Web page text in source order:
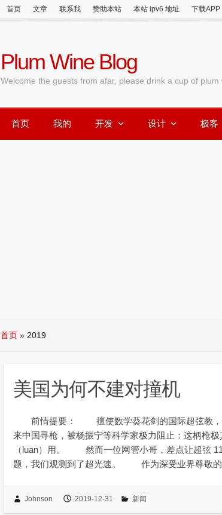
首页 文章 联系我 赞助本站 本站 ipv6 地址 下载APP
Plum Wine Blog
Welcome the guests from afar, please drink a cup of plum
首页 我的 开发 设计 极客
首页 » 2019
美国为何不建对撞机
前情提要： 擅使数学葵花剑的国际超弦教，
来中国寻枪，被杨振宁等科学家极力阻止：这柄枪
（luan）用。 然而一位网管小哥，差点让超弦
题，我们观测到了超光速。 作为深受业界尊敬
Johnson 2019-12-31 新闻